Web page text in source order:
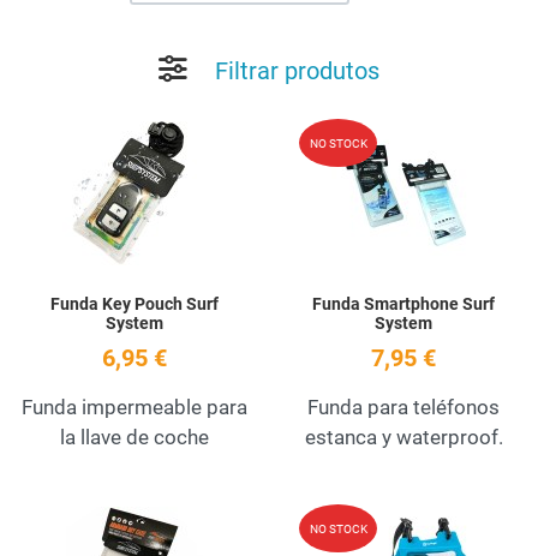
Filtrar produtos
Add to Wishlist
Quick View
Funda Key Pouch Surf
System
6,95 €
Funda impermeable para
la llave de coche
NO STOCK
Funda Smartphone Surf
System
7,95 €
Funda para teléfonos
estanca y waterproof.
Add to Wishlist
NO STOCK